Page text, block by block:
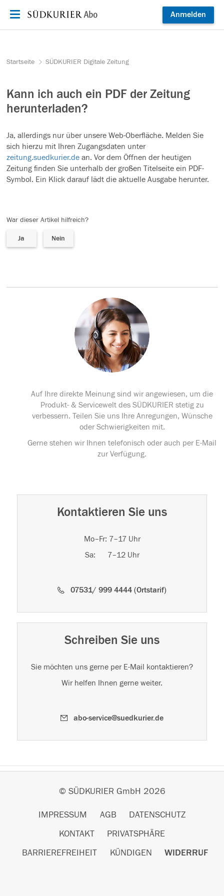
Anmelden
Startseite SÜDKURIER Digitale Zeitung
Kann ich auch ein PDF der Zeitung
herunterladen?
Ja, allerdings nur über unsere Web-Oberfläche. Melden Sie
sich hierzu mit Ihren Zugangsdaten unter
zeitung.suedkurier.dean. Vor dem Öffnen der heutigen
Zeitung finden Sie unterhalb der großen Titelseite ein PDF-
Symbol. Ein Klick darauf lädt die aktuelle Ausgabe herunter.
War dieser Artikel hilfreich?
Ja Nein
Auf Ihre direkte Meinung sind wir angewiesen, um die
Produkt- & Servicewelt des SÜDKURIER stetig zu
verbessern. Teilen Sie uns Ihre Anregungen, Wünsche
oder Schwierigkeiten mit.
Gerne stehen wir Ihnen telefonisch oder auch per E-Mail
zur Verfügung.
Kontaktieren Sie uns
Mo–Fr: 7–17 Uhr
Sa: 7–12 Uhr
07531/ 999 4444 (Ortstarif)
Schreiben Sie uns
Sie möchten uns gerne per E-Mail kontaktieren?
Wir helfen Ihnen gerne weiter.
abo-service@suedkurier.de
© SÜDKURIER GmbH 2026
IMPRESSUM AGB
DATENSCHUTZ
KONTAKT
PRIVATSPHÄRE
BARRIEREFREIHEIT
KÜNDIGEN WIDERRUF